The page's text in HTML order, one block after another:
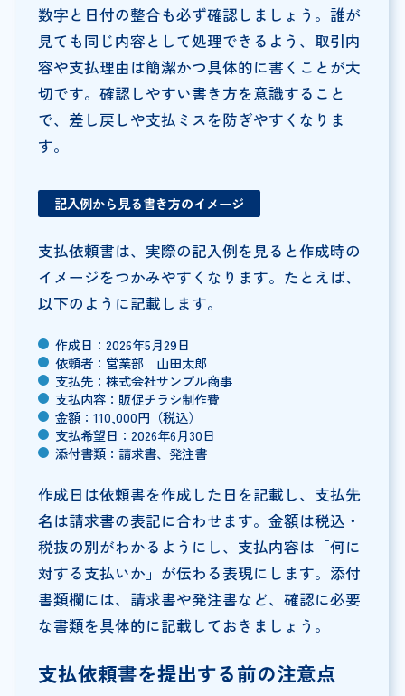
数字と日付の整合も必ず確認しましょう。誰が
見ても同じ内容として処理できるよう、取引内
容や支払理由は簡潔かつ具体的に書くことが大
切です。確認しやすい書き方を意識すること
で、差し戻しや支払ミスを防ぎやすくなりま
す。
記入例から見る書き方のイメージ
支払依頼書は、実際の記入例を見ると作成時の
イメージをつかみやすくなります。たとえば、
以下のように記載します。
作成日：2026年5月29日
依頼者：営業部 山田太郎
支払先：株式会社サンプル商事
支払内容：販促チラシ制作費
金額：110,000円（税込）
支払希望日：2026年6月30日
添付書類：請求書、発注書
作成日は依頼書を作成した日を記載し、支払先
名は請求書の表記に合わせます。金額は税込・
税抜の別がわかるようにし、支払内容は「何に
対する支払いか」が伝わる表現にします。添付
書類欄には、請求書や発注書など、確認に必要
な書類を具体的に記載しておきましょう。
支払依頼書を提出する前の注意点